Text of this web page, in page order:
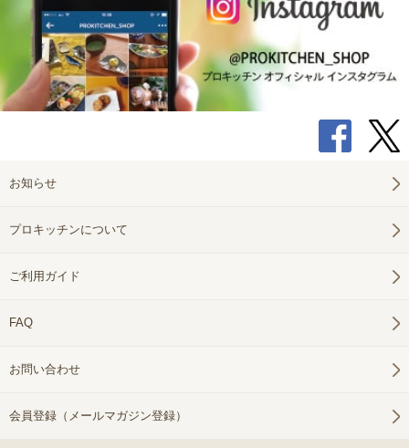
お知らせ
プロキッチンについて
ご利用ガイド
FAQ
お問い合わせ
会員登録（メールマガジン登録）